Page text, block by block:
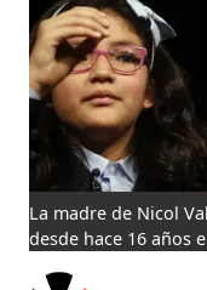
La madre de Nicol
desde hace 16 años